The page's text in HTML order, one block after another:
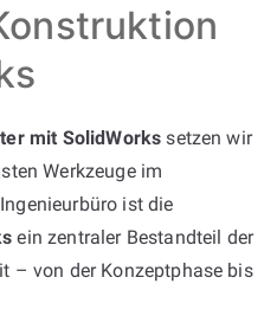
mit SolidWorks setzen wir
Werkzeuge im
ist die
ein zentraler Bestandteil der
– von der Konzeptphase bis